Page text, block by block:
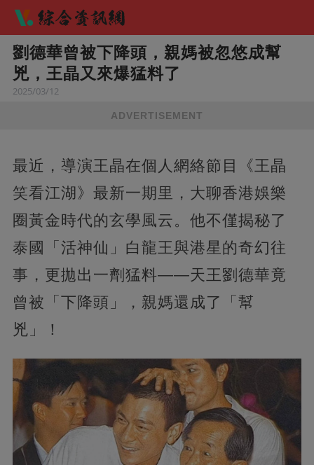
劉德華曾被下降頭，親媽被忽悠成幫
兇，王晶又來爆猛料了
2025/03/12
ADVERTISEMENT
最近，導演王晶在個人網絡節目《王晶
笑看江湖》最新一期里，大聊香港娛樂
圈黃金時代的玄學風云。他不僅揭秘了
泰國「活神仙」白龍王與港星的奇幻往
事，更拋出一劑猛料——天王劉德華竟
曾被「下降頭」，親媽還成了「幫
兇」！